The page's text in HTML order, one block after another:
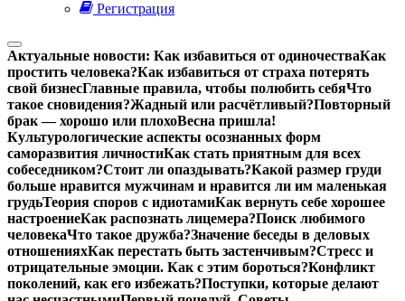
Регистрация
Актуальные новости: Как избавиться от одиночестваКак
простить человека?Как избавиться от страха потерять
свой бизнесГлавные правила, чтобы полюбить себяЧто
такое сновидения?Жадный или расчётливый?Повторный
брак — хорошо или плохоВесна пришла!
Культурологические аспекты осознанных форм
саморазвития личностиКак стать приятным для всех
собеседником?Стоит ли опаздывать?Какой размер груди
больше нравится мужчинам и нравится ли им маленькая
грудьТеория споров с идиотамиКак вернуть себе хорошее
настроениеКак распознать лицемера?Поиск любимого
человекаЧто такое дружба?Значение беседы в деловых
отношенияхКак перестать быть застенчивым?Стресс и
отрицательные эмоции. Как с этим бороться?Конфликт
поколений, как его избежать?Поступки, которые делают